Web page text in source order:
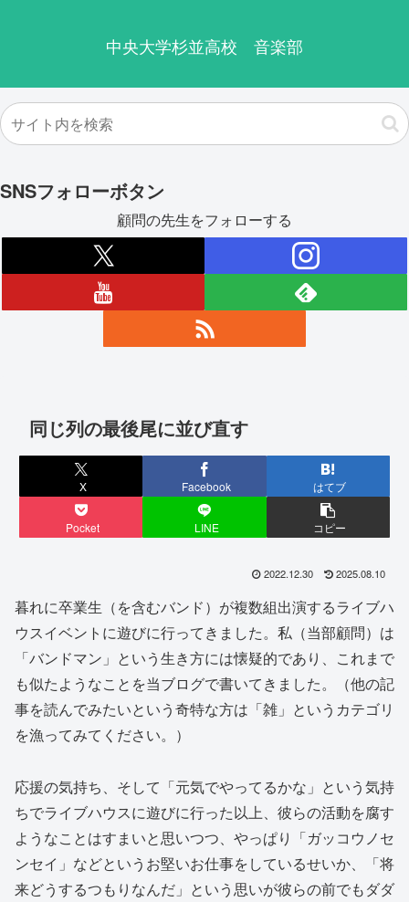
中央大学杉並高校 音楽部
SNSフォローボタン
顧問の先生をフォローする
同じ列の最後尾に並び直す
X Facebook はてブ
Pocket LINE コピー
2022.12.30 2025.08.10
暮れに卒業生（を含むバンド）が複数組出演するライブハ
ウスイベントに遊びに行ってきました。私（当部顧問）は
「バンドマン」という生き方には懐疑的であり、これまで
も似たようなことを当ブログで書いてきました。（他の記
事を読んでみたいという奇特な方は「雑」というカテゴリ
を漁ってみてください。）
応援の気持ち、そして「元気でやってるかな」という気持
ちでライブハウスに遊びに行った以上、彼らの活動を腐す
ようなことはすまいと思いつつ、やっぱり「ガッコウノセ
ンセイ」などというお堅いお仕事をしているせいか、「将
来どうするつもりなんだ」という思いが彼らの前でもダダ